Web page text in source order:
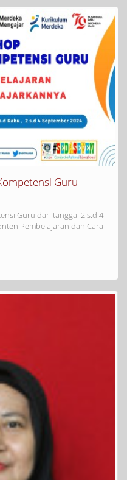
Guru
Guru dari tanggal 2 s.d 4
Pembelajaran dan Cara